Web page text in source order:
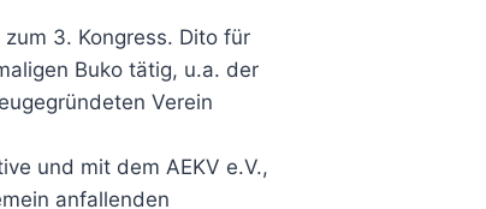
3. Kongress. Dito für
Buko tätig, u.a. der
Verein
und mit dem AEKV e.V.,
anfallenden